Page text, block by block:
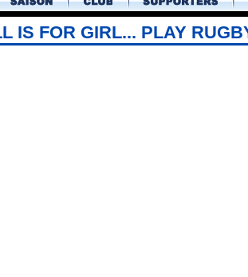
IS FOR GIRL... PLAY